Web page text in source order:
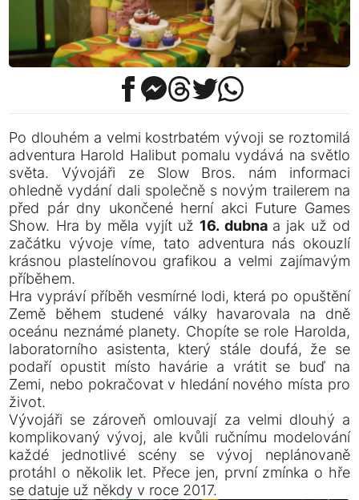
Po dlouhém a velmi kostrbatém vývoji se roztomilá
adventura Harold Halibut pomalu vydává na světlo
světa. Vývojáři ze Slow Bros. nám informaci
ohledně vydání dali společně s novým trailerem na
před pár dny ukončené herní akci Future Games
Show. Hra by měla vyjít už 16. dubna a jak už od
začátku vývoje víme, tato adventura nás okouzlí
krásnou plastelínovou grafikou a velmi zajímavým
příběhem.
Hra vypráví příběh vesmírné lodi, která po opuštění
Země během studené války havarovala na dně
oceánu neznámé planety. Chopíte se role Harolda,
laboratorního asistenta, který stále doufá, že se
podaří opustit místo havárie a vrátit se buď na
Zemi, nebo pokračovat v hledání nového místa pro
život.
Vývojáři se zároveň omlouvají za velmi dlouhý a
komplikovaný vývoj, ale kvůli ručnímu modelování
každé jednotlivé scény se vývoj neplánovaně
protáhl o několik let. Přece jen, první zmínka o hře
se datuje už někdy v roce 2017.